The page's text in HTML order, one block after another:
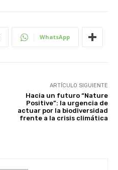
WhatsApp
ARTÍCULO SIGUIENTE
Hacia un futuro “Nature
Positive”: la urgencia de
actuar por la biodiversidad
frente a la crisis climática